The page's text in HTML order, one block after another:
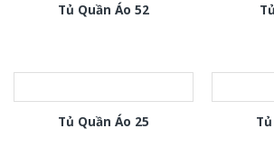
Tủ Quần Áo 52
Tủ Quần Áo 25